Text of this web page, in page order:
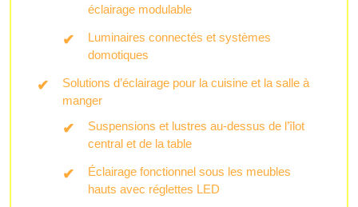
éclairage modulable
Luminaires connectés et systèmes
domotiques
Solutions d’éclairage pour la cuisine et la salle à
manger
Suspensions et lustres au-dessus de l’îlot
central et de la table
Éclairage fonctionnel sous les meubles
hauts avec réglettes LED